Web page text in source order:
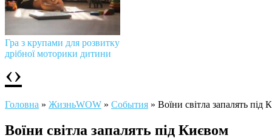
Гра з крупами для розвитку
дрібної моторики дитини
‹›
Головна » ЖизньWOW » События » Воїни світла запалять під
Воїни світла запалять під Києвом